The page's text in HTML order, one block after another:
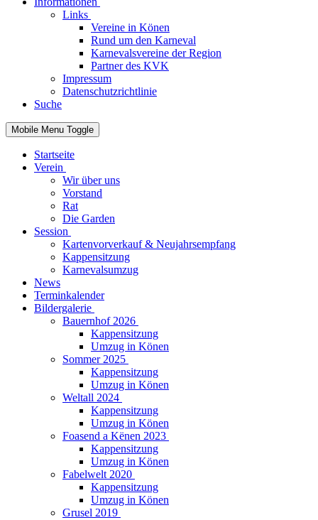
Links
Vereine in Könen
Rund um den Karneval
Karnevalsvereine der Region
Partner des KVK
Impressum
Datenschutzrichtlinie
Suche
Mobile Menu Toggle
Startseite
Verein
Wir über uns
Vorstand
Rat
Die Garden
Session
Kartenvorverkauf & Neujahrsempfang
Kappensitzung
Karnevalsumzug
News
Terminkalender
Bildergalerie
Bauernhof 2026
Kappensitzung
Umzug in Könen
Sommer 2025
Kappensitzung
Umzug in Könen
Weltall 2024
Kappensitzung
Umzug in Könen
Foasend a Kënen 2023
Kappensitzung
Umzug in Könen
Fabelwelt 2020
Kappensitzung
Umzug in Könen
Grusel 2019